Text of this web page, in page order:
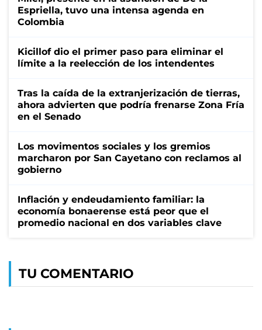
Espriella, tuvo una intensa agenda en
Colombia
Kicillof dio el primer paso para eliminar el
límite a la reelección de los intendentes
Tras la caída de la extranjerización de tierras,
ahora advierten que podría frenarse Zona Fría
en el Senado
Los movimentos sociales y los gremios
marcharon por San Cayetano con reclamos al
gobierno
Inflación y endeudamiento familiar: la
economía bonaerense está peor que el
promedio nacional en dos variables clave
TU COMENTARIO